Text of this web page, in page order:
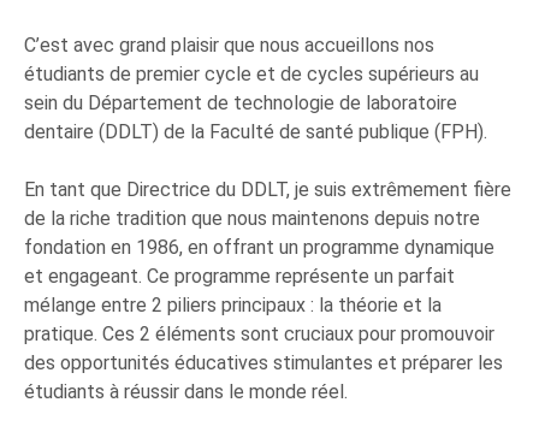
C’est avec grand plaisir que nous accueillons nos
étudiants de premier cycle et de cycles supérieurs au
sein du Département de technologie de laboratoire
dentaire (DDLT) de la Faculté de santé publique (FPH).
En tant que Directrice du DDLT, je suis extrêmement fière
de la riche tradition que nous maintenons depuis notre
fondation en 1986, en offrant un programme dynamique
et engageant. Ce programme représente un parfait
mélange entre 2 piliers principaux : la théorie et la
pratique. Ces 2 éléments sont cruciaux pour promouvoir
des opportunités éducatives stimulantes et préparer les
étudiants à réussir dans le monde réel.